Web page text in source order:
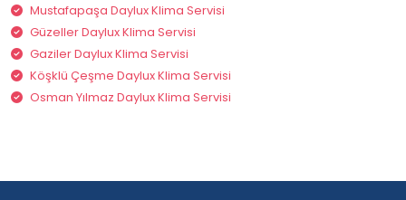
Mustafapaşa Daylux Klima Servisi
Güzeller Daylux Klima Servisi
Gaziler Daylux Klima Servisi
Köşklü Çeşme Daylux Klima Servisi
Osman Yılmaz Daylux Klima Servisi